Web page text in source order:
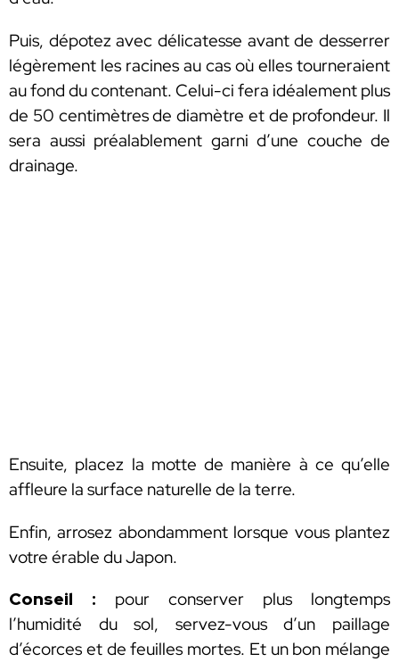
Puis, dépotez avec délicatesse avant de desserrer
légèrement les racines au cas où elles tourneraient
au fond du contenant. Celui-ci fera idéalement plus
de 50 centimètres de diamètre et de profondeur. Il
sera aussi préalablement garni d’une couche de
drainage.
Ensuite, placez la motte de manière à ce qu’elle
affleure la surface naturelle de la terre.
Enfin, arrosez abondamment lorsque vous plantez
votre érable du Japon.
Conseil : pour conserver plus longtemps
l’humidité du sol, servez-vous d’un paillage
d’écorces et de feuilles mortes. Et un bon mélange